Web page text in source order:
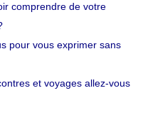
comprendre de votre
pour vous exprimer sans
et voyages allez-vous